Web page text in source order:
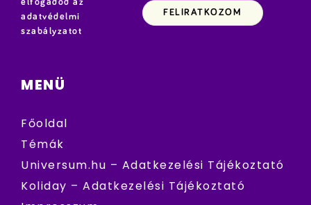
elfogadod az
adatvédelmi
szabályzatot
MENÜ
Főoldal
Témák
Universum.hu – Adatkezelési Tájékoztató
Koliday – Adatkezelési Tájékoztató